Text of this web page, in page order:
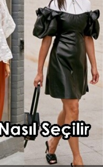
Anadolu Yakası
Hizmetleri